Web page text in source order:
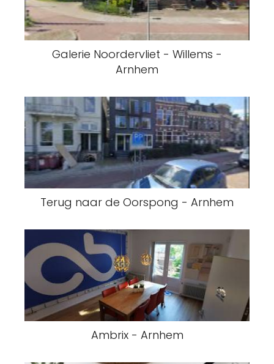
Galerie Noordervliet - Willems -
Arnhem
Terug naar de Oorspong - Arnhem
Ambrix - Arnhem